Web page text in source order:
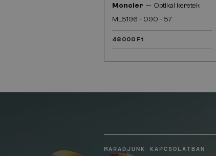
Moncler — Optikai keretek
ML5196 - 090 - 57
48 000 Ft
MARADJUNK KAPCSOLATBAN